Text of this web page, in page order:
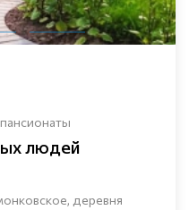
людей
деревня